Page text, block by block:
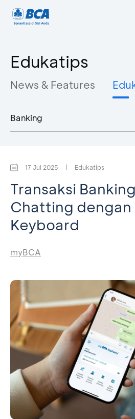
Edukatips
News & Features
17 Jul 2025 | Edukatips
Transaksi
Chatting dengan
Keyboard
myBCA